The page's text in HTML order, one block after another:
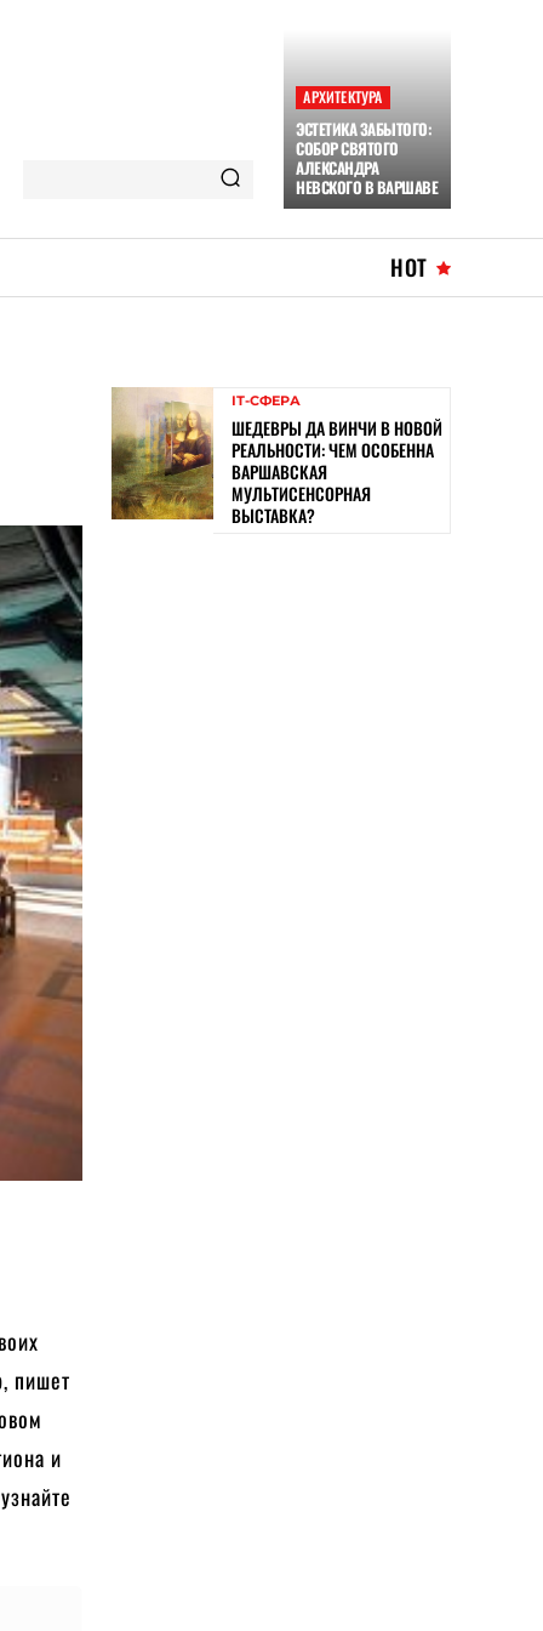
АРХИТЕКТУРА
ЭСТЕТИКА ЗАБЫТОГО:
СОБОР СВЯТОГО
АЛЕКСАНДРА
НЕВСКОГО В ВАРШАВЕ
HOT
пишет
и
ІТ-СФЕРА
ШЕДЕВРЫ ДА ВИНЧИ В НОВОЙ
РЕАЛЬНОСТИ: ЧЕМ ОСОБЕННА
ВАРШАВСКАЯ
МУЛЬТИСЕНСОРНАЯ
ВЫСТАВКА?